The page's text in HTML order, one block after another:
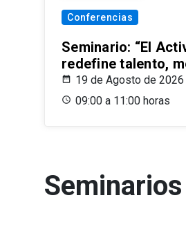
Conferencias
Seminario: “El
redefine talento,
19 de Agosto de 2026
09:00 a 11:00 horas
Seminarios